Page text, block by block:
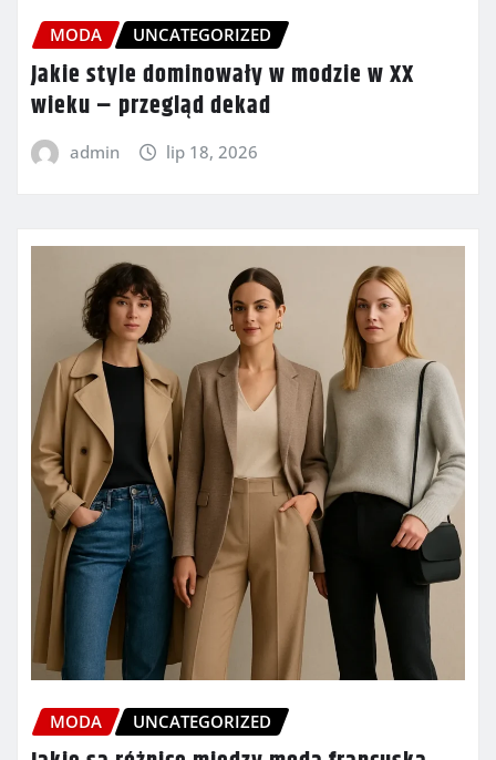
MODA UNCATEGORIZED
Jakie style dominowały w modzie w XX
wieku – przegląd dekad
admin lip 18, 2026
MODA UNCATEGORIZED